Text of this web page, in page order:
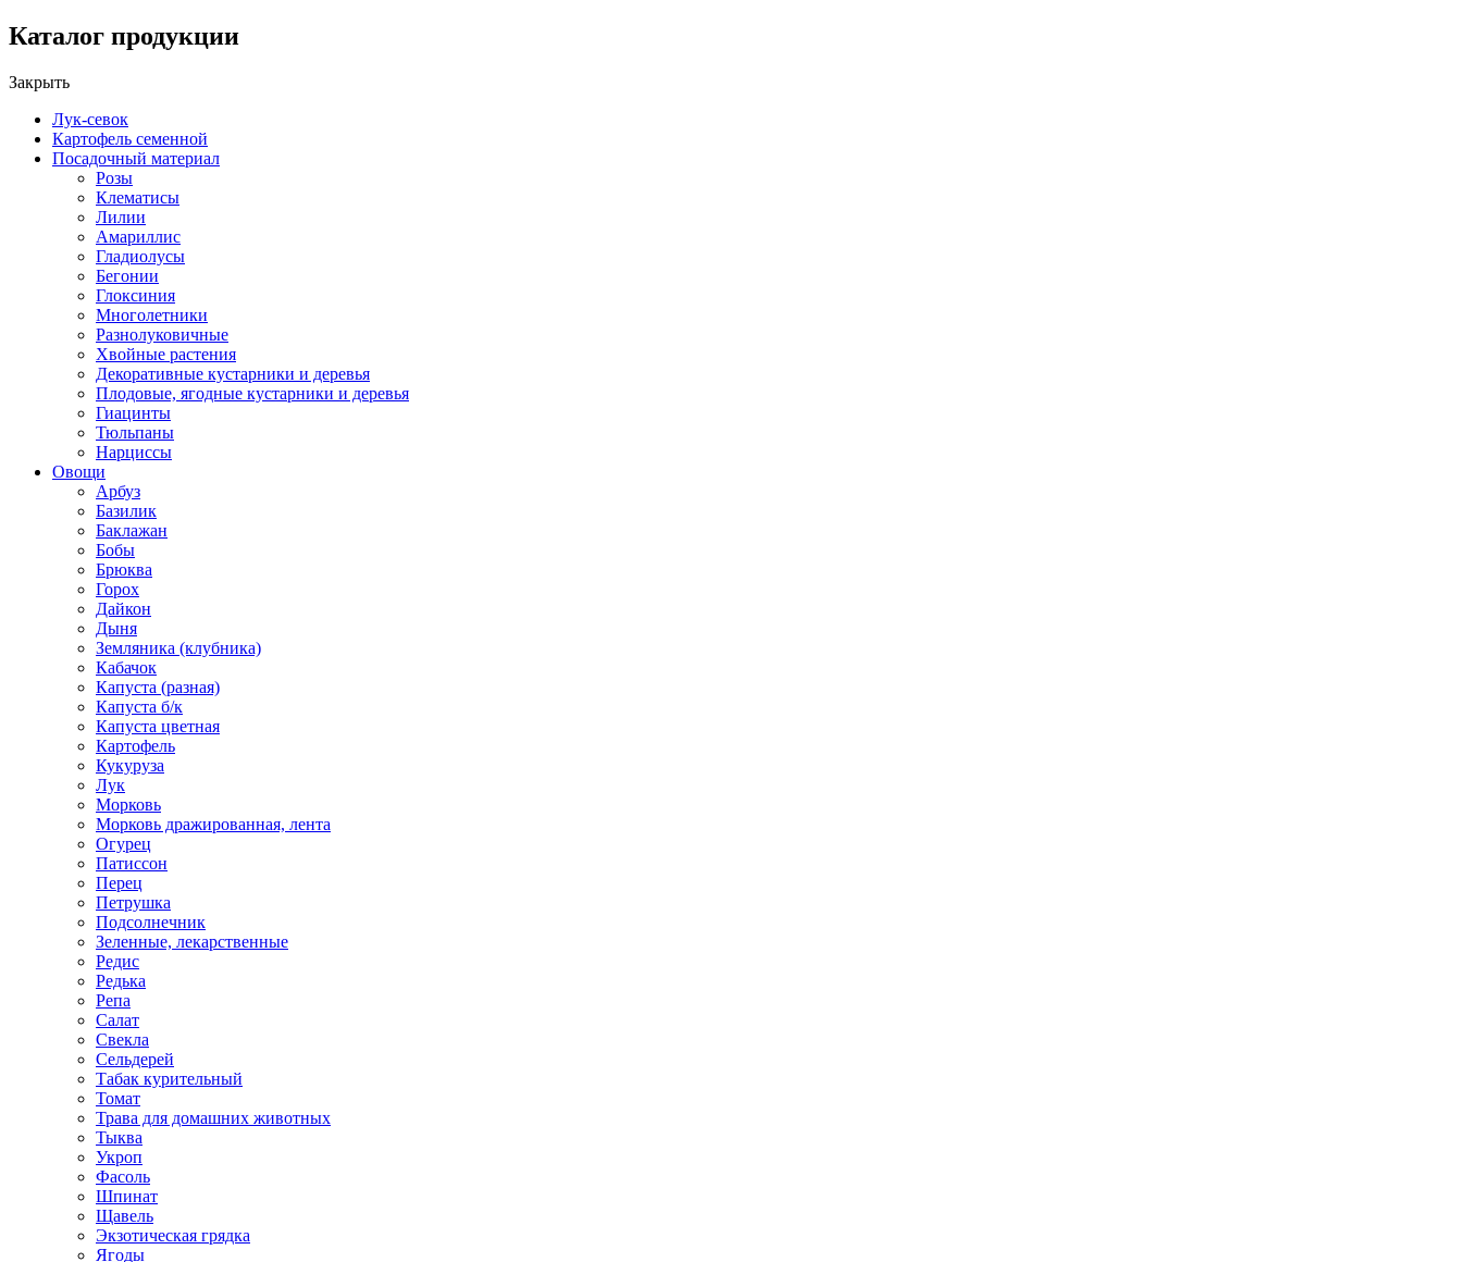
Каталог продукции
Закрыть
Лук-севок
Картофель семенной
Посадочный материал
Розы
Клематисы
Лилии
Амариллис
Гладиолусы
Бегонии
Глоксиния
Многолетники
Разнолуковичные
Хвойные растения
Декоративные кустарники и деревья
Плодовые, ягодные кустарники и деревья
Гиацинты
Тюльпаны
Нарциссы
Овощи
Арбуз
Базилик
Баклажан
Бобы
Брюква
Горох
Дайкон
Дыня
Земляника (клубника)
Кабачок
Капуста (разная)
Капуста б/к
Капуста цветная
Картофель
Кукуруза
Лук
Морковь
Морковь дражированная, лента
Огурец
Патиссон
Перец
Петрушка
Подсолнечник
Зеленные, лекарственные
Редис
Редька
Репа
Салат
Свекла
Сельдерей
Табак курительный
Томат
Трава для домашних животных
Тыква
Укроп
Фасоль
Шпинат
Щавель
Экзотическая грядка
Ягоды